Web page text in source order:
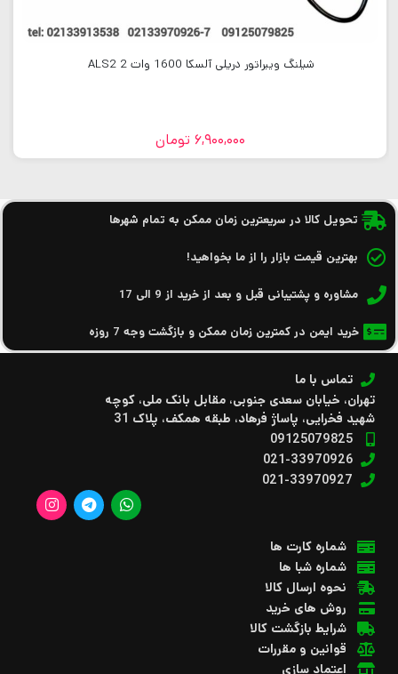
شیلنگ ویبراتور دریلی آلسکا 1600 وات 2 ALS2
6,900,000 تومان
تحویل کالا در سریعترین زمان ممکن به تمام شهرها
بهترین قیمت بازار را از ما بخواهید!
مشاوره و پشتیبانی قبل و بعد از خرید از 9 الی 17
خرید ایمن در کمترین زمان ممکن و بازگشت وجه 7 روزه
تماس با ما
تهران، خیابان سعدی جنوبی، مقابل بانک ملی، کوچه
شهید فخرایی، پاساژ فرهاد، طبقه همکف، پلاک 31
09125079825
021-33970926
021-33970927
شماره کارت ها
شماره شبا ها
نحوه ارسال کالا
روش های خرید
شرایط بازگشت کالا
قوانین و مقررات
اعتماد سازی